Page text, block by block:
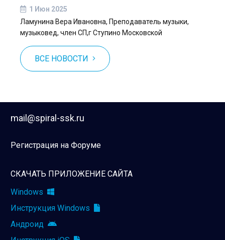
1 Июн 2025
Ламунина Вера Ивановна, Преподаватель музыки,
музыковед, член СП,г Ступино Московской
ВСЕ НОВОСТИ
mail@spiral-ssk.ru
Регистрация на Форуме
СКАЧАТЬ ПРИЛОЖЕНИЕ САЙТА
Windows
Инструкция Windows
Андроид